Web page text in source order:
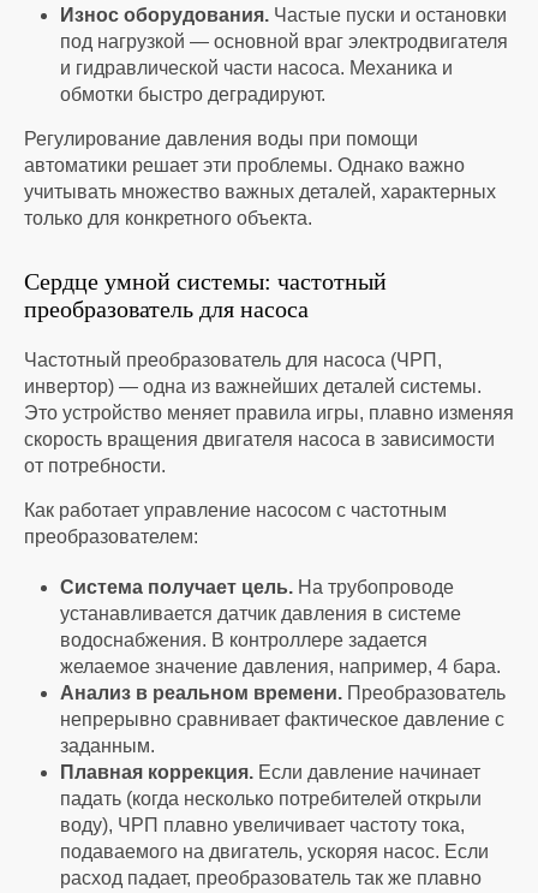
Износ оборудования. Частые пуски и остановки
под нагрузкой — основной враг электродвигателя
и гидравлической части насоса. Механика и
обмотки быстро деградируют.
Регулирование давления воды при помощи
автоматики решает эти проблемы. Однако важно
учитывать множество важных деталей, характерных
только для конкретного объекта.
Сердце умной системы: частотный
преобразователь для насоса
Частотный преобразователь для насоса (ЧРП,
инвертор) — одна из важнейших деталей системы.
Это устройство меняет правила игры, плавно изменяя
скорость вращения двигателя насоса в зависимости
от потребности.
Как работает управление насосом с частотным
преобразователем:
Система получает цель. На трубопроводе
устанавливается датчик давления в системе
водоснабжения. В контроллере задается
желаемое значение давления, например, 4 бара.
Анализ в реальном времени. Преобразователь
непрерывно сравнивает фактическое давление с
заданным.
Плавная коррекция. Если давление начинает
падать (когда несколько потребителей открыли
воду), ЧРП плавно увеличивает частоту тока,
подаваемого на двигатель, ускоряя насос. Если
расход падает, преобразователь так же плавно